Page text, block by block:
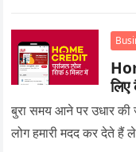
बुरा समय आने पर उधार
लोग हमारी मदद कर देते हैं